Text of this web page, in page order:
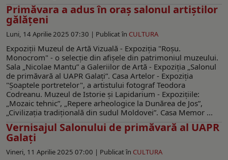
Primăvara a adus în oraş salonul artiştilor
gălăţeni
Luni, 14 Aprilie 2025 07:30 | Publicat în CULTURA
Expoziții Muzeul de Artă Vizuală - Expoziţia "Roşu.
Monocrom" - o selecţie din afişele din patrimoniul muzeului.
Sala „Nicolae Mantu” a Galeriilor de Artă - Expoziţia „Salonul
de primăvară al UAPR Galaţi”. Casa Artelor - Expoziţia
"Şoaptele portretelor", a artistului fotograf Teodora
Codreanu. Muzeul de Istorie și Lapidarium - Expozițiile:
„Mozaic tehnic”, „Repere arheologice la Dunărea de Jos”,
„Civilizația tradițională din sudul Moldovei”. Casa Memor ...
Vernisajul Salonului de primăvară al UAPR
Galaţi
Vineri, 11 Aprilie 2025 07:00 | Publicat în CULTURA